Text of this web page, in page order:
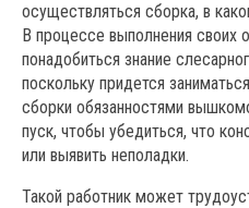
осуществляться сборка, в
В процессе выполнения своих
понадобиться знание
поскольку придется
сборки обязанностями
пуск, чтобы убедиться, что
или выявить неполадки.
Такой работник может